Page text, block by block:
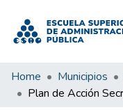
Home Municipios